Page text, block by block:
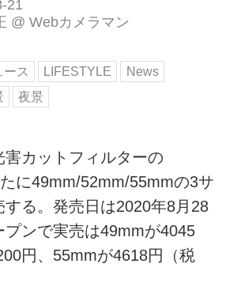
21
@ Webカメラマン
ース LIFESTYLE
News
夜景
害カットフィルターの
に49mm/52mm/55mmの3サ
する。発売日は2020年8月28
プンで実売は49mmが4045
円、55mmが4618円（税